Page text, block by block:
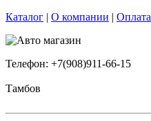
Каталог | О компании | Оплата
Телефон: +7(908)911-66-15
Тамбов